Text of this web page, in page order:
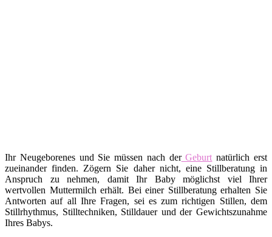
Ihr Neugeborenes und Sie müssen nach derGeburt natürlich erst
zueinander finden. Zögern Sie daher nicht, eine Stillberatung in
Anspruch zu nehmen, damit Ihr Baby möglichst viel Ihrer
wertvollen Muttermilch erhält. Bei einer Stillberatung erhalten Sie
Antworten auf all Ihre Fragen, sei es zum richtigen Stillen, dem
Stillrhythmus, Stilltechniken, Stilldauer und der Gewichtszunahme
Ihres Babys.